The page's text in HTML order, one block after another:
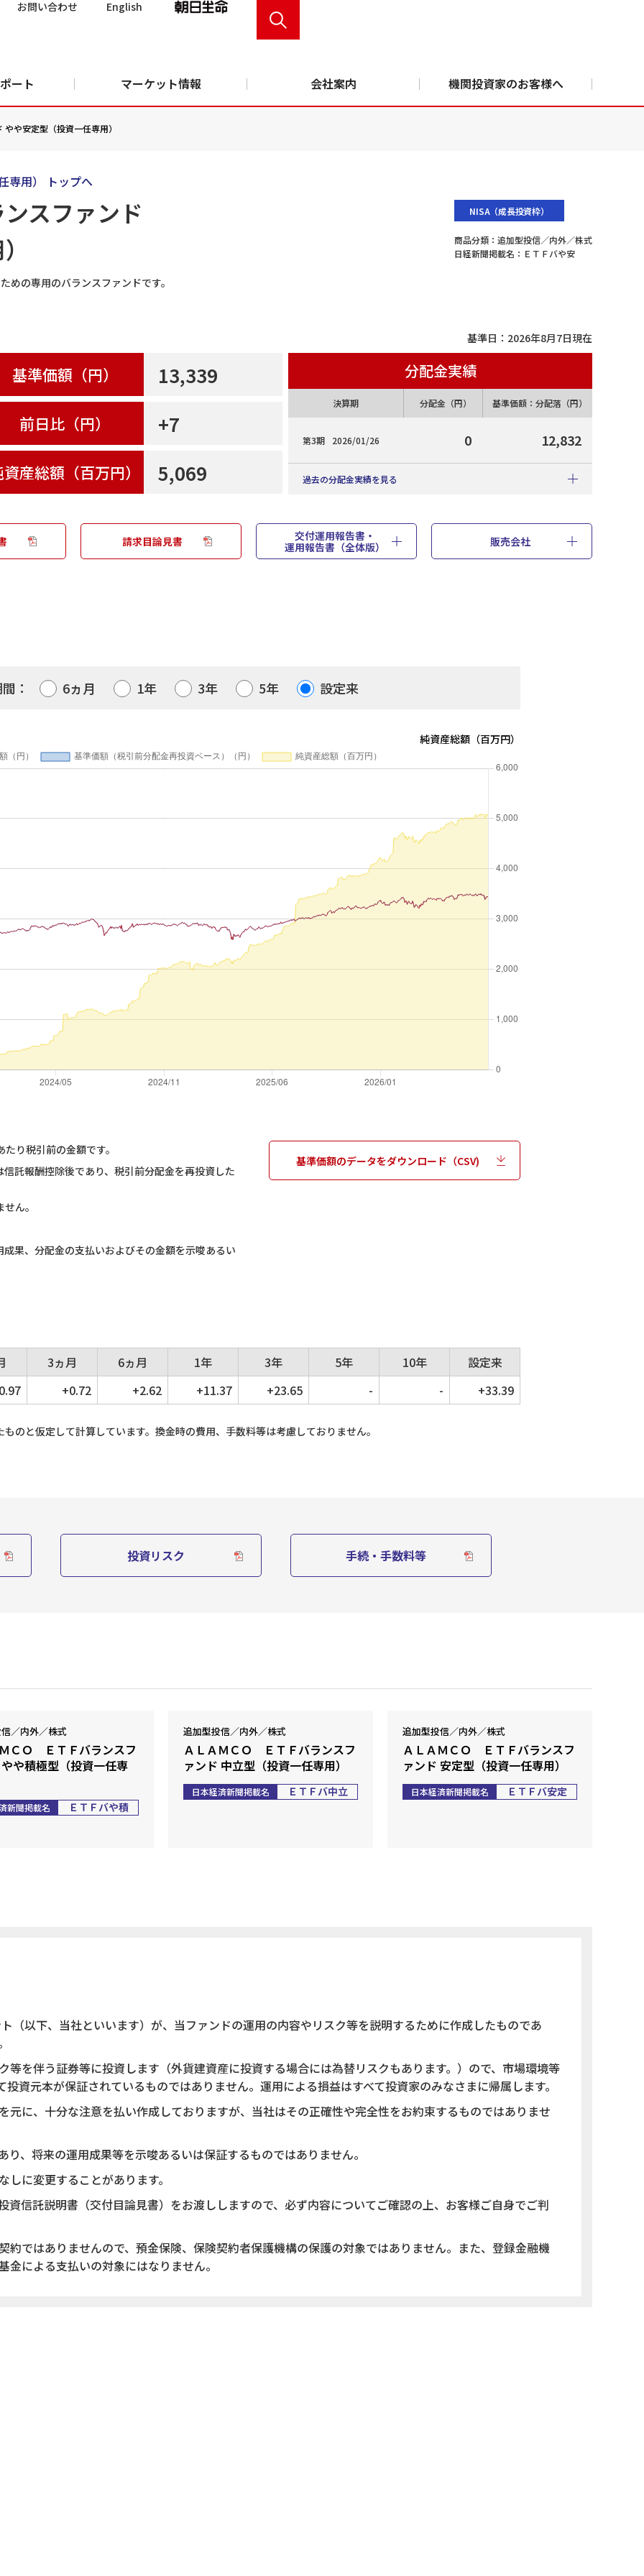
お問い合わせ English
ート マーケット情報 会社案内 機関投資家のお客様へ
や安定型（投資一任専用）
専用） トップへ
スファンド
めの専用のバランスファンドです。
NISA（成長投資枠）
商品分類： 追加型投信／内外／株式
日経新聞掲載名： ＥＴＦバや安
基準日： 2026年8月7日現在
基準価額（円） 13,339
前日比（円） +7
産総額（百万円） 5,069
分配金実績
決算期 分配金（円） 基準価額：分配落（円）
第3期 2026/01/26 0 12,832
過去の分配金実績を見る
設定来分配金累計（円 ・2023年3月22日設定） 0
期 2024/01/25
請求目論見書
交付運用報告書・
運用報告書（全体版）
販売会社
： 6ヵ月 1年 3年 5年 設定来
り税引前の金額です。
託報酬控除後であり、税引前分配金を再投資した
ん。
果、分配金の支払いおよびその金額を示唆あるい
基準価額のデータをダウンロード（CSV)
3ヵ月 6ヵ月 1年 3年 5年 10年
設定来
+0.72 +2.62 +11.37 +23.65 - - +33.39
のと仮定して計算しています。換金時の費用、手数料等は考慮しておりません。
投資リスク 手続・手数料等
／内外／株式
ＣＯ ＥＴＦバランスフ
や積極型（投資一任専
新聞掲載名 ＥＴＦバや積
追加型投信／内外／株式
ＡＬＡＭＣＯ ＥＴＦバランスフ
ァンド 中立型（投資一任専用）
日本経済新聞掲載名 ＥＴＦバ中立
追加型投信／内外／株式
ＡＬＡＭＣＯ ＥＴＦバランスフ
ァンド 安定型（投資一任専用）
日本経済新聞掲載名 ＥＴＦバ安定
（以下、当社といいます）が、当ファンドの運用の内容やリスク等を説明するために作成したものであ
等を伴う証券等に投資します（外貨建資産に投資する場合には為替リスクもあります。）ので、市場環境等
資元本が保証されているものではありません。運用による損益はすべて投資家のみなさまに帰属します。
元に、十分な注意を払い作成しておりますが、当社はその正確性や完全性をお約束するものではありませ
、将来の運用成果等を示唆あるいは保証するものではありません。
に変更することがあります。
資信託説明書（交付目論見書）をお渡ししますので、必ず内容についてご確認の上、お客様ご自身でご判
約ではありませんので、預金保険、保険契約者保護機構の保護の対象ではありません。また、登録金融機
による支払いの対象にはなりません。